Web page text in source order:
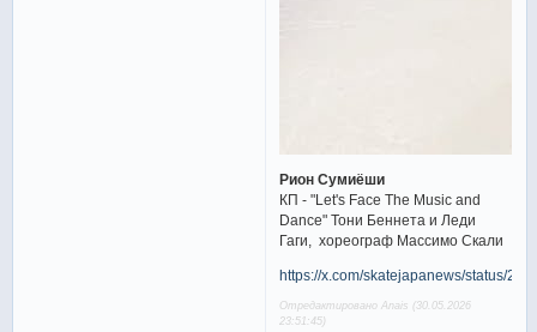
Рион Сумиёши
КП - "Let's Face The Music and
Dance" Тони Беннета и Леди
Гаги, хореограф Массимо Скали
https://x.com/skatejapanews/status/
Отредактировано Anais (30.05.2026
23:51:45)